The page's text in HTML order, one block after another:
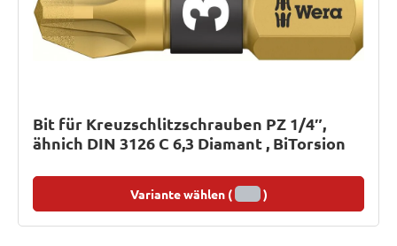
Bit für Kreuzschlitzschrauben PZ 1/4″,
ähnich DIN 3126 C 6,3 Diamant , BiTorsion
Variante wählen ( )